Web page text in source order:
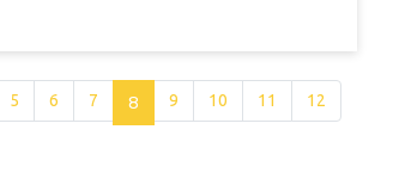
5 6 7 8 9 10 11 12